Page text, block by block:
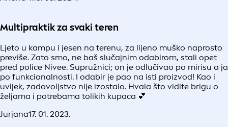
Multipraktik za svaki teren
Ljeto u kampu i jesen na terenu, za lijeno muško naprosto
previše. Zato smo, ne baš slučajnim odabirom, stali opet
pred police Nivee. Supružnici; on je odlučivao po mirisu a ja
po funkcionalnosti. I odabir je pao na isti proizvod! Kao i
uvijek, zadovoljstvo nije izostalo. Hvala što vidite brigu o
željama i potrebama tolikih kupaca 💕
Jurjana17. 01. 2023.